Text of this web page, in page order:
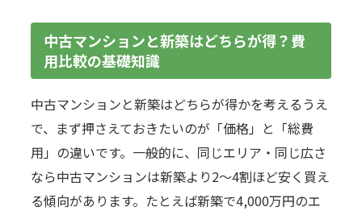
中古マンションと新築はどちらが得？費
用比較の基礎知識
中古マンションと新築はどちらが得かを考えるうえ
で、まず押さえておきたいのが「価格」と「総費
用」の違いです。一般的に、同じエリア・同じ広さ
なら中古マンションは新築より2〜4割ほど安く買え
る傾向があります。たとえば新築で4,000万円のエ